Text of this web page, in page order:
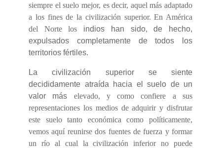
siempre el suelo mejor, es decir, aquel más adaptado
a los fines de la civilización superior. En América
del Norte los indios han sido, de hecho,
expulsados completamente de todos los
territorios fértiles.
La civilización superior se siente
decididamente atraída hacia el suelo de un
valor más elevado, y como confiere a sus
representaciones los medios de adquirir y disfrutar
este suelo tanto económica como políticamente,
vemos aquí reunirse dos fuentes de fuerza y formar
un río al cual la civilización inferior no puede